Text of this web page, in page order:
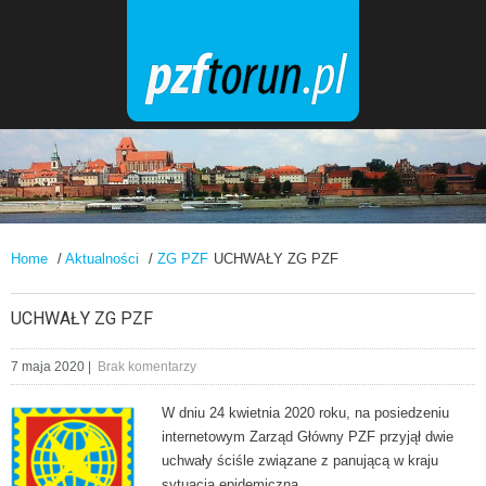
Home / Aktualności / ZG PZF UCHWAŁY ZG PZF
UCHWAŁY ZG PZF
7 maja 2020 Brak komentarzy
W dniu 24 kwietnia 2020 roku, na posiedzeniu
internetowym Zarząd Główny PZF przyjął dwie
uchwały ściśle związane z panującą w kraju